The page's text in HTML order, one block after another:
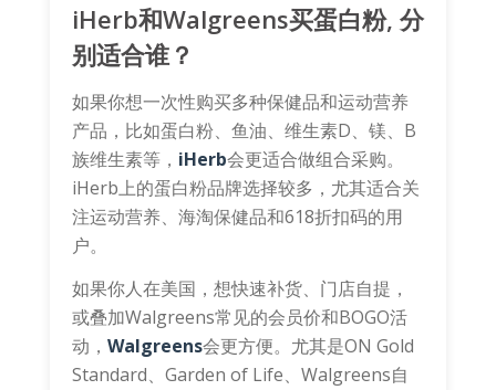
iHerb和Walgreens买蛋白粉, 分
别适合谁？
如果你想一次性购买多种保健品和运动营养
产品，比如蛋白粉、鱼油、维生素D、镁、B
族维生素等， iHerb会更适合做组合采购。
iHerb上的蛋白粉品牌选择较多，尤其适合关
注运动营养、海淘保健品和618折扣码的用
户。
如果你人在美国，想快速补货、门店自提，
或叠加Walgreens常见的会员价和BOGO活
动， Walgreens会更方便。尤其是ON Gold
Standard、Garden of Life、Walgreens自